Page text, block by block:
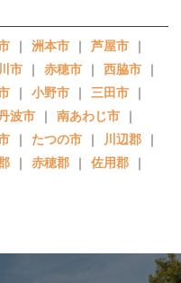
｜ 洲本市 ｜ 芦屋市 ｜
市 ｜ 赤穂市 ｜ 西脇市 ｜
｜ 小野市 ｜ 三田市 ｜
波市 ｜ 南あわじ市 ｜
｜ たつの市 ｜ 川辺郡 ｜
｜ 赤穂郡 ｜ 佐用郡 ｜